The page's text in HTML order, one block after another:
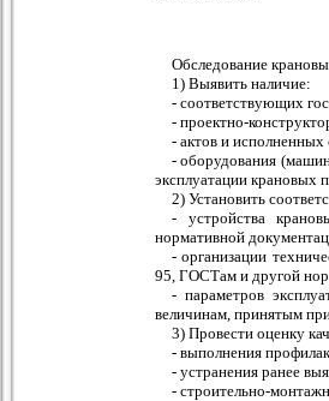
Обследование
1) Выявить наличие:
- соответствующих
- проектно-
- актов и
- оборудования
эксплуатации крановых
2) Установить
- устройства
нормативной
- организации
95, ГОСТам и другой
- параметров
величинам, принятым
3) Провести оценку
- выполнения
- устранения ранее
- строительно-